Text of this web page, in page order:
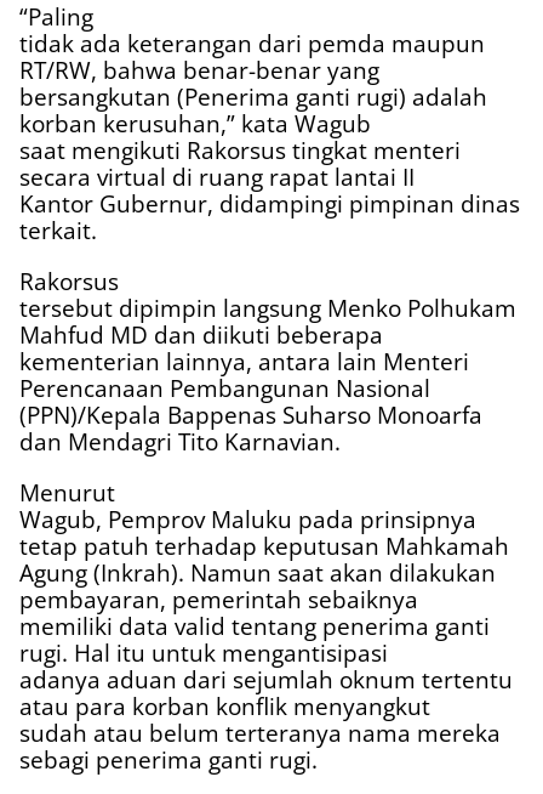
“Paling
tidak ada keterangan dari pemda maupun
RT/RW, bahwa benar-benar yang
bersangkutan (Penerima ganti rugi) adalah
korban kerusuhan,” kata Wagub
saat mengikuti Rakorsus tingkat menteri
secara virtual di ruang rapat lantai II
Kantor Gubernur, didampingi pimpinan dinas
terkait.
Rakorsus
tersebut dipimpin langsung Menko Polhukam
Mahfud MD dan diikuti beberapa
kementerian lainnya, antara lain Menteri
Perencanaan Pembangunan Nasional
(PPN)/Kepala Bappenas Suharso Monoarfa
dan Mendagri Tito Karnavian.
Menurut
Wagub, Pemprov Maluku pada prinsipnya
tetap patuh terhadap keputusan Mahkamah
Agung (Inkrah). Namun saat akan dilakukan
pembayaran, pemerintah sebaiknya
memiliki data valid tentang penerima ganti
rugi. Hal itu untuk mengantisipasi
adanya aduan dari sejumlah oknum tertentu
atau para korban konflik menyangkut
sudah atau belum terteranya nama mereka
sebagi penerima ganti rugi.